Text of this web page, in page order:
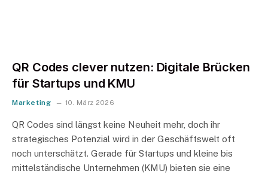
QR Codes clever nutzen: Digitale Brücken
für Startups und KMU
Marketing 10. März 2026
QR Codes sind längst keine Neuheit mehr, doch ihr
strategisches Potenzial wird in der Geschäftswelt oft
noch unterschätzt. Gerade für Startups und kleine bis
mittelständische Unternehmen (KMU) bieten sie eine